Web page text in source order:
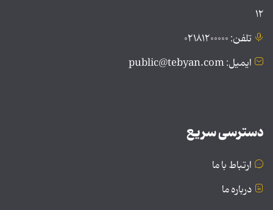
۱۲
تلفن: ۰۲۱۸۱۲۰۰۰۰۰
ایمیل: public@tebyan.com
دسترسی سریع
ارتباط با ما
درباره ما